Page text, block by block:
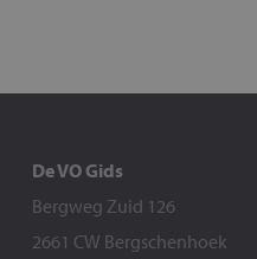
De VO Gids
Bergweg Zuid 126
2661 CW Bergschenhoek